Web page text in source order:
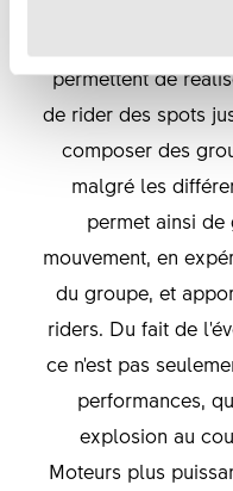
Comparés aux
permettent de
de rider des spots
composer des
malgré les
permet ainsi
mouvement, en
du groupe, et
riders. Du fait de
ce n'est pas
performances,
explosion au
Moteurs plus